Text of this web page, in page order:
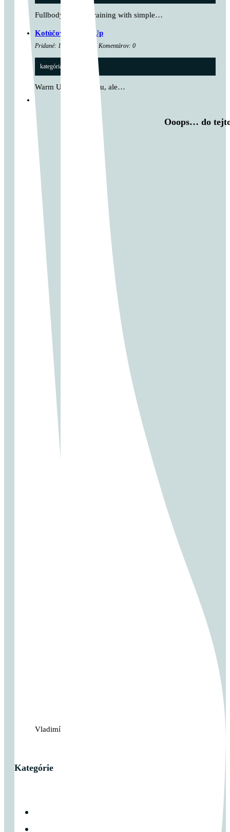
Fullbody metcon training with simple…
Kotúčový Warm Up
Pridané: 15. marca 2023 Komentárov: 0
kategória:
Warm Up pre dvojicu, ale…
Ooops… do
Vladimír Takáč - Inšpiruj svojim životom...
Kategórie